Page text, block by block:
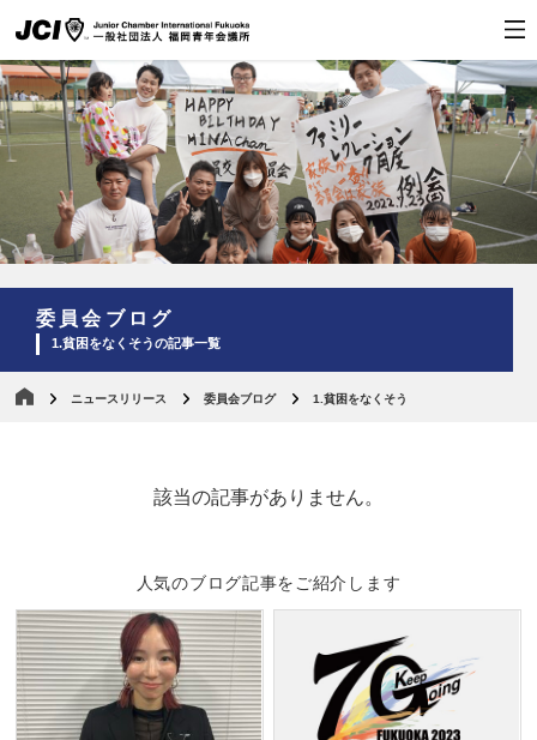
委員会ブログ
1.貧困をなくそうの記事一覧
ニュースリリース 委員会ブログ 1.貧困をなくそう
該当の記事がありません。
人気のブログ記事をご紹介します